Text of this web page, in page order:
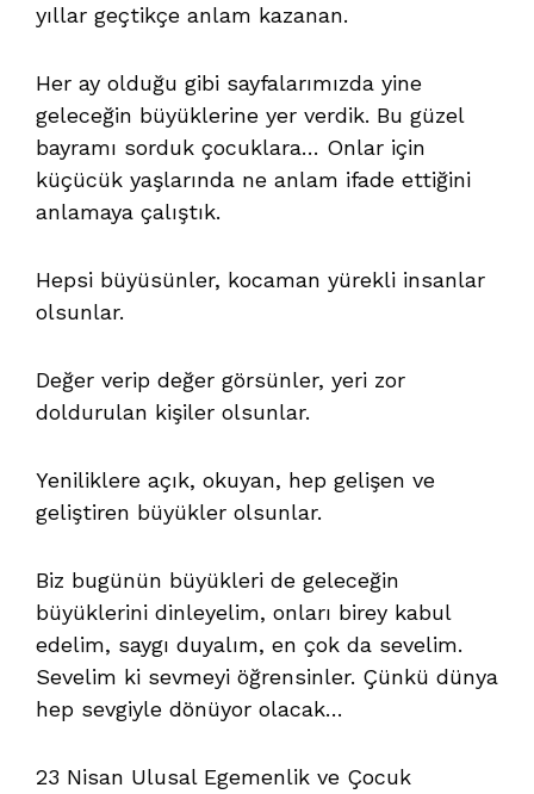
yıllar geçtikçe anlam kazanan.
Her ay olduğu gibi sayfalarımızda yine
geleceğin büyüklerine yer verdik. Bu güzel
bayramı sorduk çocuklara… Onlar için
küçücük yaşlarında ne anlam ifade ettiğini
anlamaya çalıştık.
Hepsi büyüsünler, kocaman yürekli insanlar
olsunlar.
Değer verip değer görsünler, yeri zor
doldurulan kişiler olsunlar.
Yeniliklere açık, okuyan, hep gelişen ve
geliştiren büyükler olsunlar.
Biz bugünün büyükleri de geleceğin
büyüklerini dinleyelim, onları birey kabul
edelim, saygı duyalım, en çok da sevelim.
Sevelim ki sevmeyi öğrensinler. Çünkü dünya
hep sevgiyle dönüyor olacak…
23 Nisan Ulusal Egemenlik ve Çocuk